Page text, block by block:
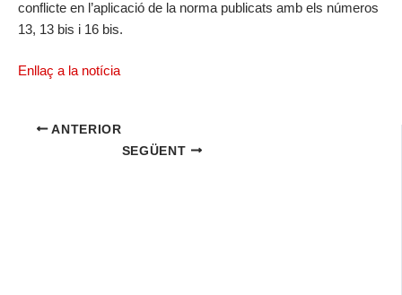
conflicte en l’aplicació de la norma publicats amb els números
13, 13 bis i 16 bis.
Enllaç a la notícia
ANTERIOR
SEGÜENT